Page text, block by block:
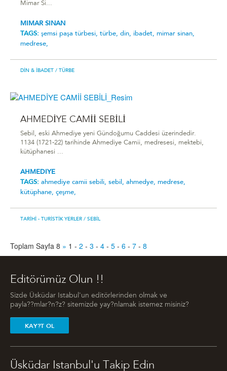
Mimar Si...
MIMAR SINAN
TAGS: şemsi̇ paşa türbesi̇, türbe, din, ibadet, mimar sinan,
medrese,
DIN & İBADET / TÜRBE
AHMEDİYE CAMİİ SEBİLİ
Sebil, eski Ahmediye yeni Gündoğumu Caddesi üzerindedir.
1134 (1721-22) tarihinde Ahmediye Camii, medresesi, mektebi,
kütüphanesi ...
AHMEDIYE
TAGS: ahmedi̇ye cami̇i̇ sebi̇li̇, sebil, ahmedye, medrese,
kütüphane, çeşme,
TARIHI - TURISTIK YERLER / SEBIL
Toplam Sayfa 8 » 1 - 2 - 3 - 4 - 5 - 6 - 7 - 8
Editörümüz Olun !!
Sizde Üsküdar Istabul'un editörlerinden olmak ve
payla??mlar?n?z? sitemizde yay?nlamak istemez misiniz?
KAY?T OL
Üsküdar Istanbul'u Takip Edin